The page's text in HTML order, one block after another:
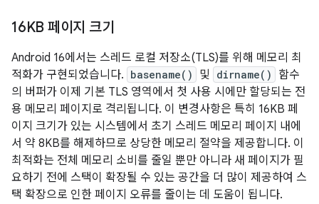
16KB 페이지 크기
Android 16에서는 스레드 로컬 저장소(TLS)를 위해 메모리 최
적화가 구현되었습니다. basename() 및 dirname()
함수
의 버퍼가 이제 기본 TLS 영역에서 첫 사용 시에만 할당되는 전
용 메모리 페이지로 격리됩니다. 이 변경사항은 특히 16KB 페
이지 크기가 있는 시스템에서 초기 스레드 메모리 페이지 내에
서 약 8KB를 해제하므로 상당한 메모리 절약을 제공합니다. 이
최적화는 전체 메모리 소비를 줄일 뿐만 아니라 새 페이지가 필
요하기 전에 스택이 확장될 수 있는 공간을 더 많이 제공하여 스
택 확장으로 인한 페이지 오류를 줄이는 데 도움이 됩니다.